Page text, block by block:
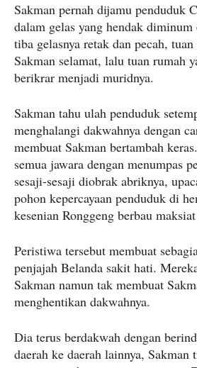
Sakman pernah dijamu penduduk
dalam gelas yang hendak
tiba gelasnya retak dan pecah,
Sakman selamat, lalu tuan rumah
berikrar menjadi muridnya.
Sakman tahu ulah penduduk
menghalangi dakwahnya dengan
membuat Sakman bertambah
semua jawara dengan menumpas
sesaji-sesaji diobrak abriknya,
pohon kepercayaan penduduk di
kesenian Ronggeng berbau
Peristiwa tersebut membuat
penjajah Belanda sakit hati.
Sakman namun tak membuat
menghentikan dakwahnya.
Dia terus berdakwah dengan
daerah ke daerah lainnya, Sakman